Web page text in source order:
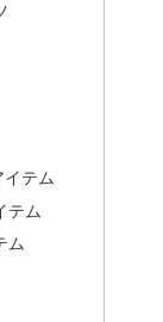
テム
テム
ム